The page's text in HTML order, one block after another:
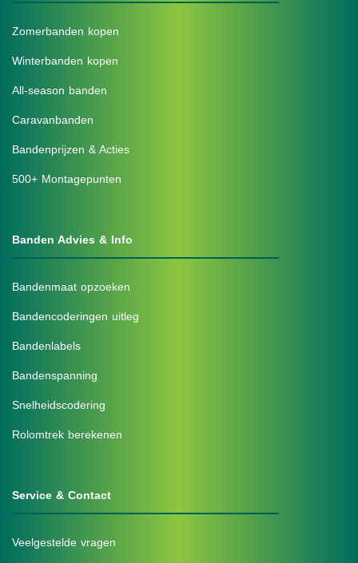
Zomerbanden kopen
Winterbanden kopen
All-season banden
Caravanbanden
Bandenprijzen & Acties
500+ Montagepunten
Banden Advies & Info
Bandenmaat opzoeken
Bandencoderingen uitleg
Bandenlabels
Bandenspanning
Snelheidscodering
Rolomtrek berekenen
Service & Contact
Veelgestelde vragen